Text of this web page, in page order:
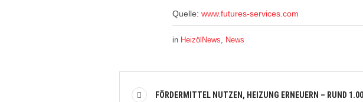
Quelle: www.futures-services.com
in HeizölNews, News
FÖRDERMITTEL NUTZEN, HEIZUNG ERNEUERN – RUND